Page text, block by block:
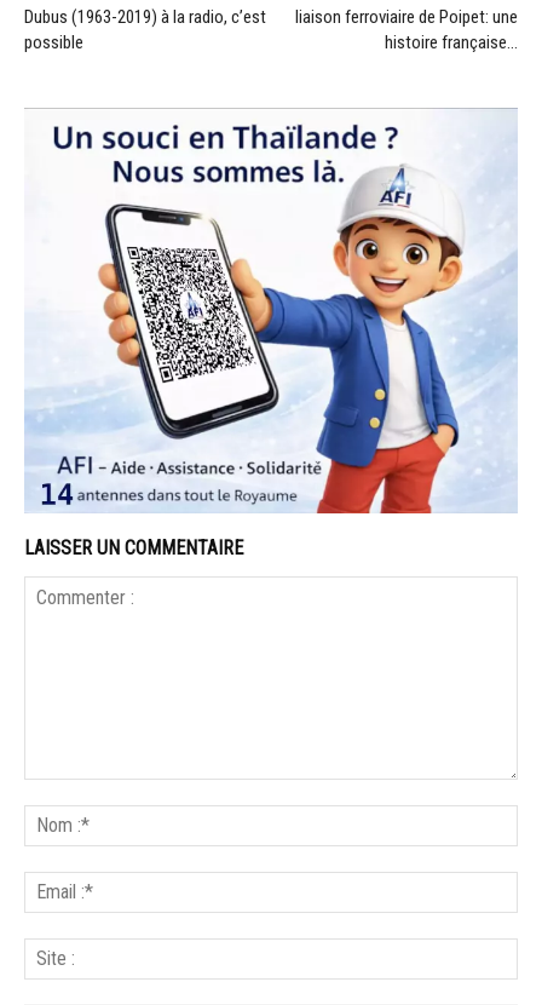
Dubus (1963-2019) à la radio, c’est
possible
liaison ferroviaire de Poipet: une
histoire française…
LAISSER UN COMMENTAIRE